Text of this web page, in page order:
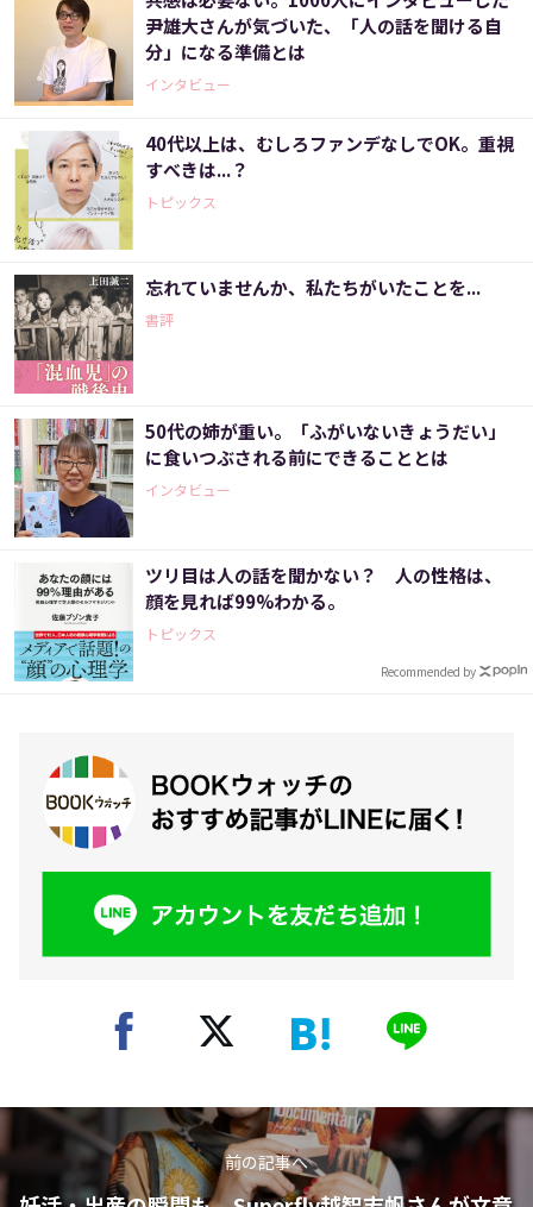
尹雄大さんが気づいた、「人の話を聞ける自
分」になる準備とは
インタビュー
40代以上は、むしろファンデなしでOK。重視
すべきは...？
トピックス
忘れていませんか、私たちがいたことを...
書評
50代の姉が重い。「ふがいないきょうだい」
に食いつぶされる前にできることとは
インタビュー
ツリ目は人の話を聞かない？ 人の性格は、
顔を見れば99%わかる。
トピックス
Recommended by
前の記事へ